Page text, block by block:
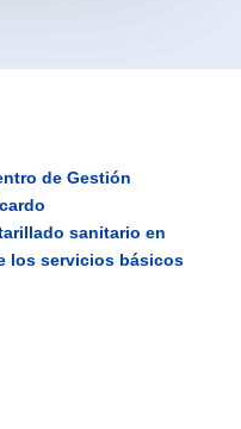
de Gestión
sanitario en
los servicios básicos